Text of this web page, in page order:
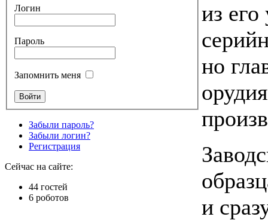
Логин
Пароль
Запомнить меня
Забыли пароль?
Забыли логин?
Регистрация
Сейчас на сайте:
44 гостей
6 роботов
из
но
и